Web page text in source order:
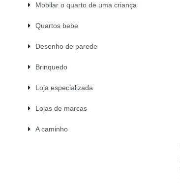
Mobilar o quarto de uma criança
Quartos bebe
Desenho de parede
Brinquedo
Loja especializada
Lojas de marcas
A caminho